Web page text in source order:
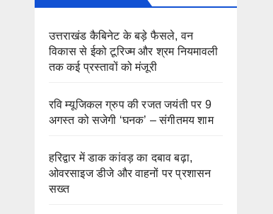
उत्तराखंड कैबिनेट के बड़े फैसले, वन
विकास से ईको टूरिज्म और श्रम नियमावली
तक कई प्रस्तावों को मंजूरी
रवि म्यूजिकल ग्रुप की रजत जयंती पर 9
अगस्त को सजेगी ‘घनक’ – संगीतमय शाम
हरिद्वार में डाक कांवड़ का दबाव बढ़ा,
ओवरसाइज डीजे और वाहनों पर प्रशासन
सख्त